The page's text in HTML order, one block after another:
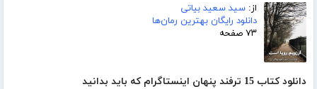
از: سید سعید بیاتی
دانلود رایگان بهترین رمان‌ها
۷۳ صفحه
دانلود کتاب 15 ترفند پنهان اینستاگرام که باید بدانید